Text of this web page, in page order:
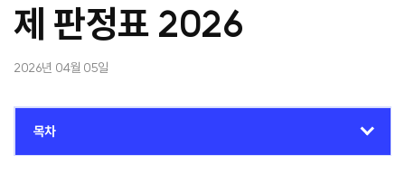
제 판정표 2026
2026년 04월 05일
목차